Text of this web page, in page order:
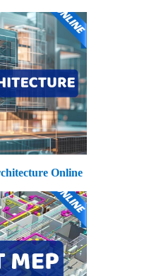
Online